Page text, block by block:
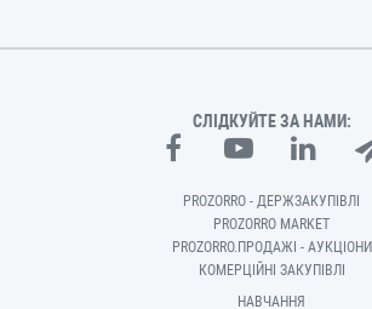
СЛІДКУЙТЕ ЗА НАМИ:
PROZORRO - ДЕРЖЗАКУПІВЛІ
PROZORRO MARKET
PROZORRO.ПРОДАЖІ - АУКЦІОНИ
КОМЕРЦІЙНІ ЗАКУПІВЛІ
НАВЧАННЯ